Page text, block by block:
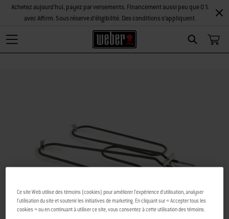
Search
Achetez aujourd'hui, payez par versements. Financement aussi peu que 0 %
avec Affirm. Sous réserve d’éligibilité. Des conditions s’appliquent.
Ce site Web utilise des témoins (cookies) pour améliorer l’expérience d’utilisation, analyser
l’utilisation du site et soutenir les initiatives de marketing. En cliquant sur « Accepter tous les
cookies » ou en continuant à utiliser ce site, vous consentez à cette utilisation des témoins.